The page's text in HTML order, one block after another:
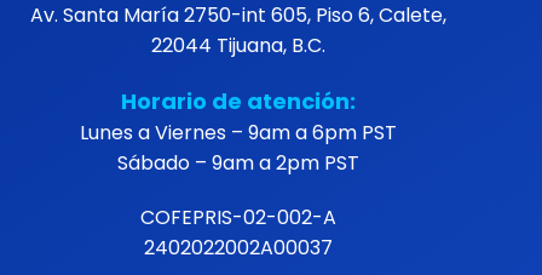
Av. Santa María 2750-int 605, Piso 6, Calete,
22044 Tijuana, B.C.
Horario de atención:
Lunes a Viernes – 9am a 6pm PST
Sábado – 9am a 2pm PST
COFEPRIS-02-002-A
2402022002A00037